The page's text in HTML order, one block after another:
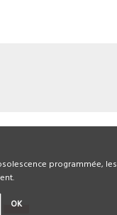
programmée, les
OK